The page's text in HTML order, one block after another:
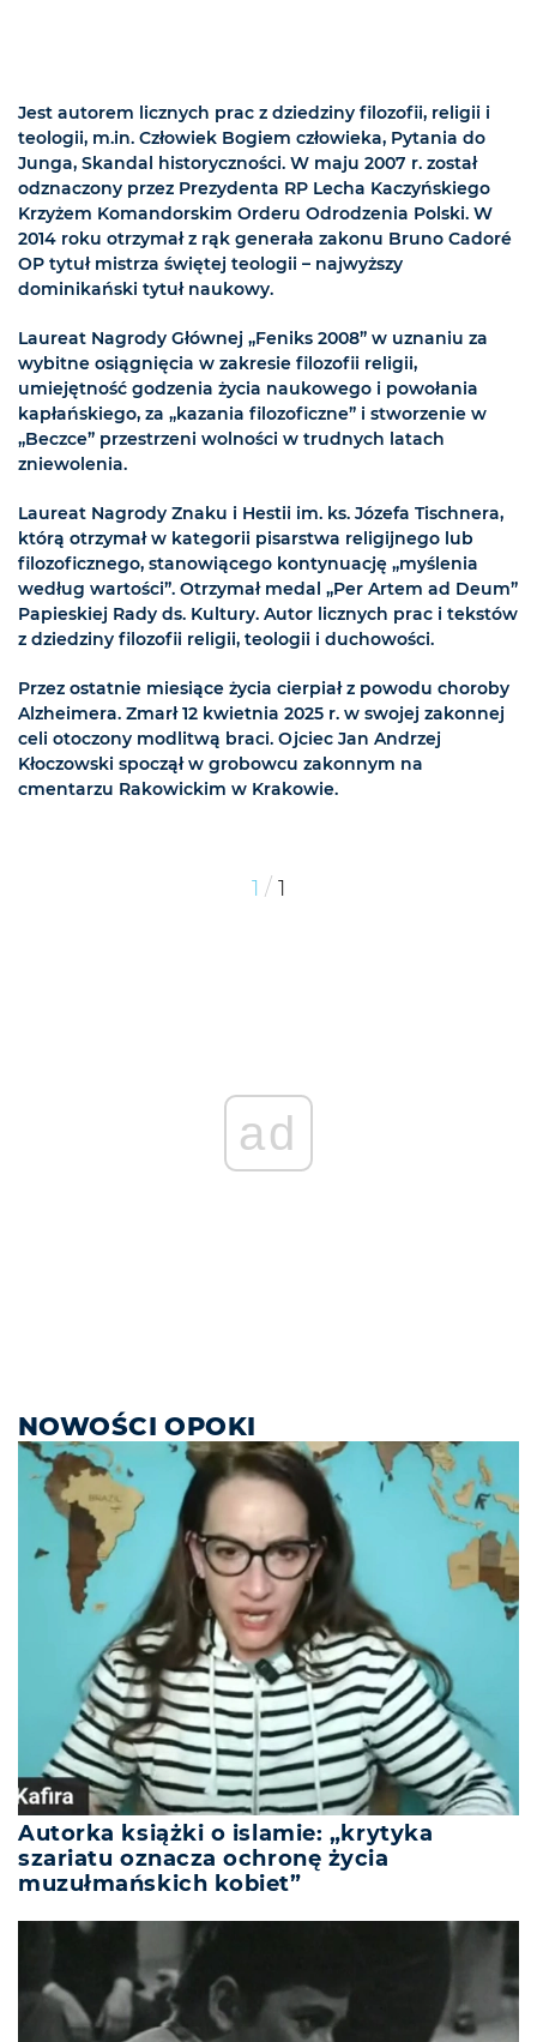
Jest autorem licznych prac z dziedziny filozofii, religii i
teologii, m.in. Człowiek Bogiem człowieka, Pytania do
Junga, Skandal historyczności. W maju 2007 r. został
odznaczony przez Prezydenta RP Lecha Kaczyńskiego
Krzyżem Komandorskim Orderu Odrodzenia Polski. W
2014 roku otrzymał z rąk generała zakonu Bruno Cadoré
OP tytuł mistrza świętej teologii – najwyższy
dominikański tytuł naukowy.
Laureat Nagrody Głównej „Feniks 2008” w uznaniu za
wybitne osiągnięcia w zakresie filozofii religii,
umiejętność godzenia życia naukowego i powołania
kapłańskiego, za „kazania filozoficzne” i stworzenie w
„Beczce” przestrzeni wolności w trudnych latach
zniewolenia.
Laureat Nagrody Znaku i Hestii im. ks. Józefa Tischnera,
którą otrzymał w kategorii pisarstwa religijnego lub
filozoficznego, stanowiącego kontynuację „myślenia
według wartości”. Otrzymał medal „Per Artem ad Deum”
Papieskiej Rady ds. Kultury. Autor licznych prac i tekstów
z dziedziny filozofii religii, teologii i duchowości.
Przez ostatnie miesiące życia cierpiał z powodu choroby
Alzheimera. Zmarł 12 kwietnia 2025 r. w swojej zakonnej
celi otoczony modlitwą braci. Ojciec Jan Andrzej
Kłoczowski spoczął w grobowcu zakonnym na
cmentarzu Rakowickim w Krakowie.
1 / 1
ad
NOWOŚCI OPOKI
Autorka książki o islamie: „krytyka
szariatu oznacza ochronę życia
muzułmańskich kobiet”